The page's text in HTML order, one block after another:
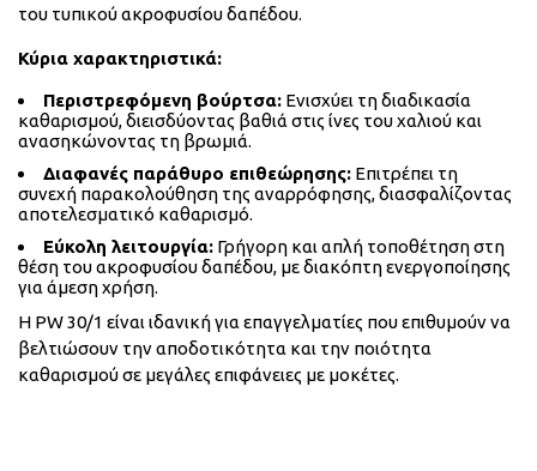
του τυπικού ακροφυσίου δαπέδου.
Κύρια χαρακτηριστικά:
Περιστρεφόμενη βούρτσα: Ενισχύει τη διαδικασία
καθαρισμού, διεισδύοντας βαθιά στις ίνες του χαλιού και
ανασηκώνοντας τη βρωμιά.
Διαφανές παράθυρο επιθεώρησης: Επιτρέπει τη
συνεχή παρακολούθηση της αναρρόφησης, διασφαλίζοντας
αποτελεσματικό καθαρισμό.
Εύκολη λειτουργία: Γρήγορη και απλή τοποθέτηση στη
θέση του ακροφυσίου δαπέδου, με διακόπτη ενεργοποίησης
για άμεση χρήση.
Η PW 30/1 είναι ιδανική για επαγγελματίες που επιθυμούν να
βελτιώσουν την αποδοτικότητα και την ποιότητα
καθαρισμού σε μεγάλες επιφάνειες με μοκέτες.